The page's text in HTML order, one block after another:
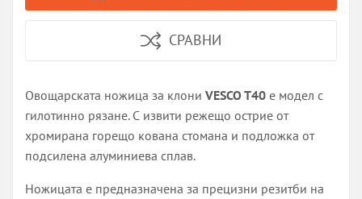
СРАВНИ
Овощарската ножица за клони VESCO T40 е модел с
гилотинно рязане. С извити режещо острие от
хромирана горещо кована стомана и подложка от
подсилена алуминиева сплав.
Ножицата е предназначена за прецизни резитби на